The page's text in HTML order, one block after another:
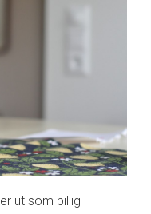
ut som billig